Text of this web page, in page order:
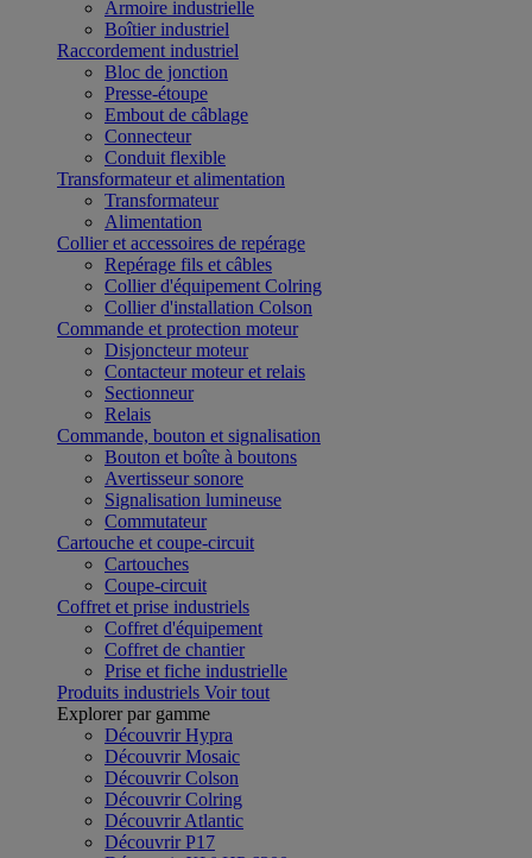
Armoire industrielle
Boîtier industriel
Raccordement industriel
Bloc de jonction
Presse-étoupe
Embout de câblage
Connecteur
Conduit flexible
Transformateur et alimentation
Transformateur
Alimentation
Collier et accessoires de repérage
Repérage fils et câbles
Collier d'équipement Colring
Collier d'installation Colson
Commande et protection moteur
Disjoncteur moteur
Contacteur moteur et relais
Sectionneur
Relais
Commande, bouton et signalisation
Bouton et boîte à boutons
Avertisseur sonore
Signalisation lumineuse
Commutateur
Cartouche et coupe-circuit
Cartouches
Coupe-circuit
Coffret et prise industriels
Coffret d'équipement
Coffret de chantier
Prise et fiche industrielle
Produits industriels Voir tout
Explorer par gamme
Découvrir Hypra
Découvrir Mosaic
Découvrir Colson
Découvrir Colring
Découvrir Atlantic
Découvrir P17